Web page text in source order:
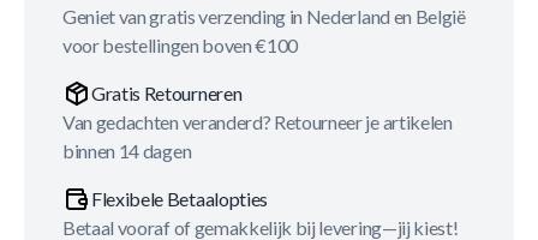
Geniet van gratis verzending in Nederland en België
voor bestellingen boven €100
Gratis Retourneren
Van gedachten veranderd? Retourneer je artikelen
binnen 14 dagen
Flexibele Betaalopties
Betaal vooraf of gemakkelijk bij levering—jij kiest!